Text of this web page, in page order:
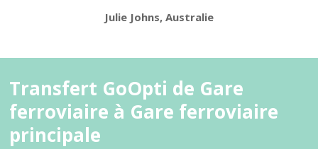
Julie Johns, Australie
Transfert GoOpti de Gare
ferroviaire à Gare ferroviaire
principale